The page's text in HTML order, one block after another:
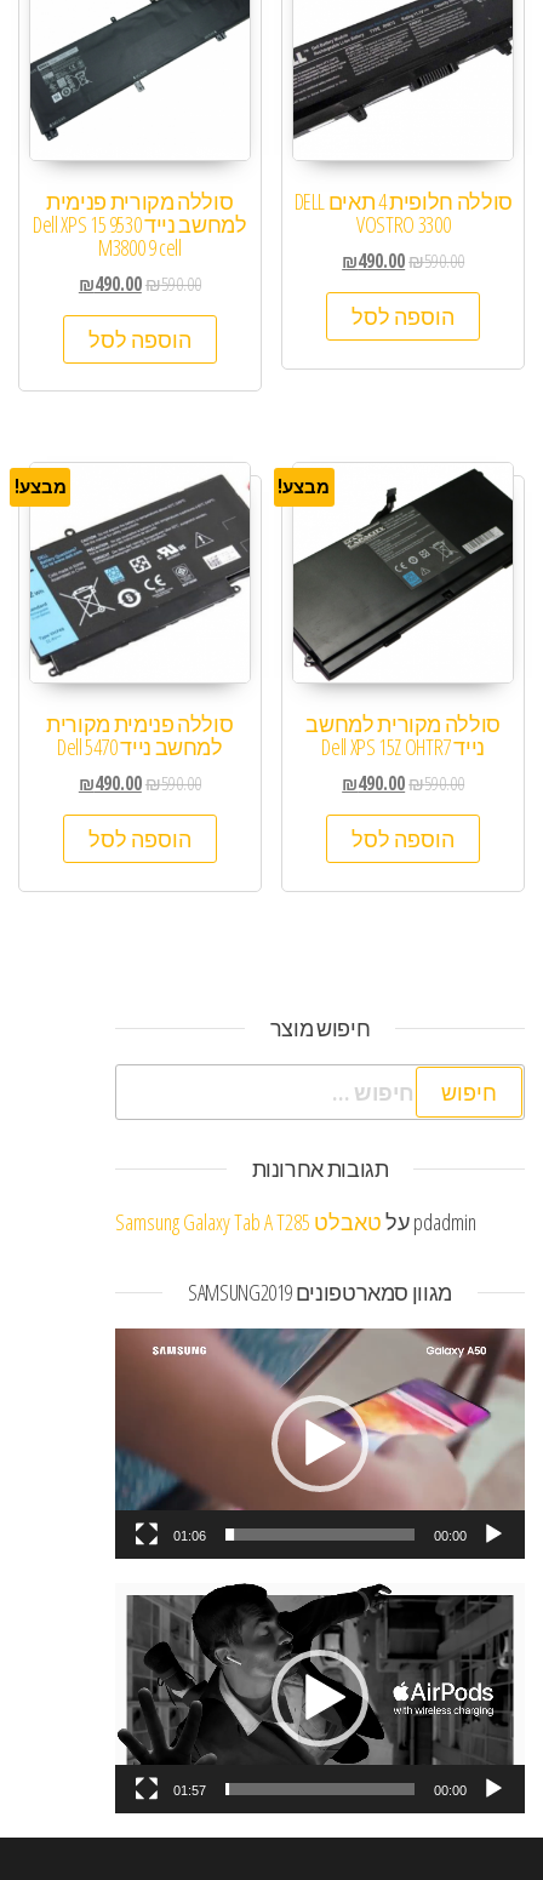
סוללה חלופית 4 תאים DELL
VOSTRO 3300
₪590.00
₪490.00
הוספה לסל
סוללה מקורית פנימית
למחשב נייד Dell XPS 15 9530
M3800 9 cell
₪590.00
₪490.00
הוספה לסל
מבצע!
סוללה מקורית למחשב
נייד Dell XPS 15Z OHTR7
₪590.00
₪490.00
הוספה לסל
מבצע!
סוללה פנימית מקורית
למחשב נייד Dell 5470
₪590.00
₪490.00
הוספה לסל
חיפוש מוצר
חיפוש:
תגובות אחרונות
pdadminעלטאבלט Samsung Galaxy Tab A T285
מגוון סמארטפונים SAMSUNG2019
נגן
וידאו
00:00
01:06
נגן
וידאו
00:00
01:57